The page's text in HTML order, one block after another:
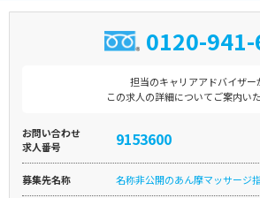
0120-
担当のキャリアアドバイザー
この求人の詳細についてご案内い
お問い合わせ
求人番号
9153600
募集先名称 名称非公開のあん摩マッサージ